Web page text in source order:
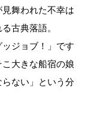
舞われた不幸は
古典落語。
ジョブ！」です
大きな船宿の娘
ない」という分